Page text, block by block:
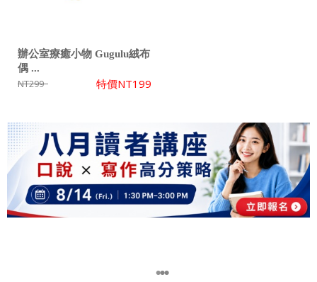
辦公室療癒小物 Gugulu絨布
偶 ...
NT299 特價NT199